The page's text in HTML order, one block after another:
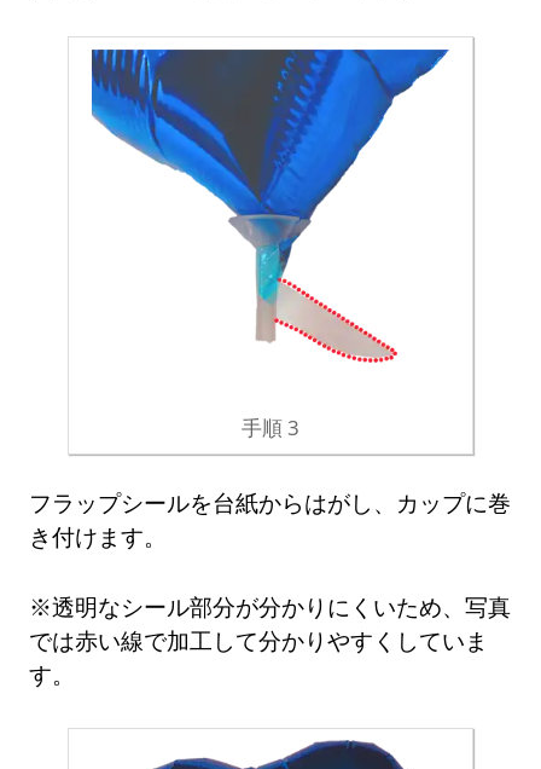
手順 3
フラップシールを台紙からはがし、カップに巻
き付けます。
※透明なシール部分が分かりにくいため、写真
では赤い線で加工して分かりやすくしていま
す。